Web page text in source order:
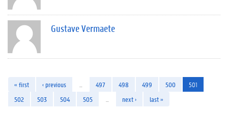
Gustave Vermaete
« first ‹ previous 497 498 499 500
501
502
503 504 505 next › last »